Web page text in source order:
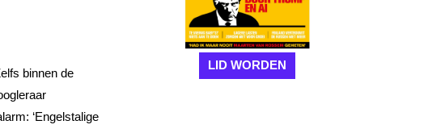
binnen de
‘Engelstalige
LID WORDEN